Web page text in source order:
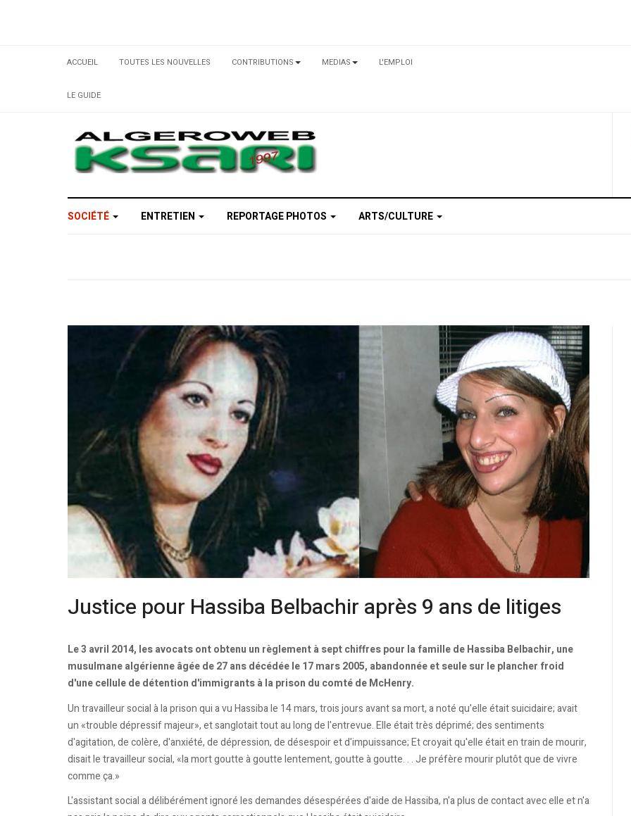
ACCUEIL TOUTES LES NOUVELLES CONTRIBUTIONS MEDIAS L'EMPLOI
LE GUIDE
SOCIÉTÉ ENTRETIEN REPORTAGE PHOTOS ARTS/CULTURE
Justice pour Hassiba Belbachir après 9 ans de litiges
Le 3 avril 2014, les avocats ont obtenu un règlement à sept chiffres pour la famille de Hassiba Belbachir, une
musulmane algérienne âgée de 27 ans décédée le 17 mars 2005, abandonnée et seule sur le plancher froid
d'une cellule de détention d'immigrants à la prison du comté de McHenry.
Un travailleur social à la prison qui a vu Hassiba le 14 mars, trois jours avant sa mort, a noté qu'elle était suicidaire; avait
un «trouble dépressif majeur», et sanglotait tout au long de l'entrevue. Elle était très déprimé; des sentiments
d'agitation, de colère, d'anxiété, de dépression, de désespoir et d'impuissance; Et croyait qu'elle était en train de mourir,
disait le travailleur social, «la mort goutte à goutte lentement, goutte à goutte. . . Je préfère mourir plutôt que de vivre
comme ça.»
L'assistant social a délibérément ignoré les demandes désespérées d'aide de Hassiba, n'a plus de contact avec elle et n'a